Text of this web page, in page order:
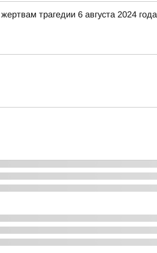
трагедии 6 августа 2024 года